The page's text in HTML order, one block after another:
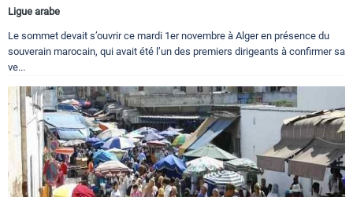
Ligue arabe
Le sommet devait s’ouvrir ce mardi 1er novembre à Alger en présence du
souverain marocain, qui avait été l’un des premiers dirigeants à confirmer sa
ve...